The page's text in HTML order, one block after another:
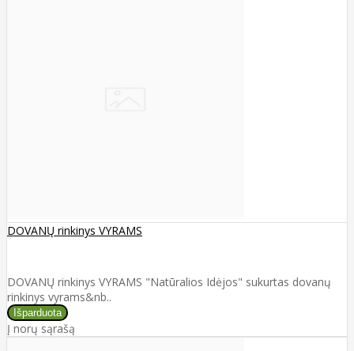
DOVANŲ rinkinys VYRAMS
DOVANŲ rinkinys VYRAMS "Natūralios Idėjos" sukurtas dovanų
rinkinys vyrams&nb..
Į norų sąrašą